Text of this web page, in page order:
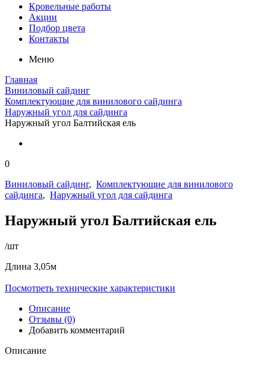
Кровельные работы
Акции
Подбор цвета
Контакты
Меню
Главная
Виниловый сайдинг
Комплектующие для винилового сайдинга
Наружный угол для сайдинга
Наружный угол Балтийская ель
0
Виниловый сайдинг, Комплектующие для винилового
сайдинга, Наружный угол для сайдинга
Наружный угол Балтийская ель
/шт
Длина 3,05м
Посмотреть технические характеристики
Описание
Отзывы (0)
Добавить комментарий
Описание